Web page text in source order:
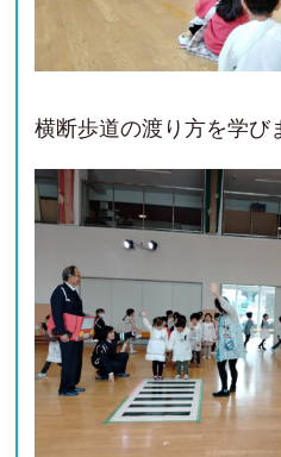
横断歩道の渡り方を学び